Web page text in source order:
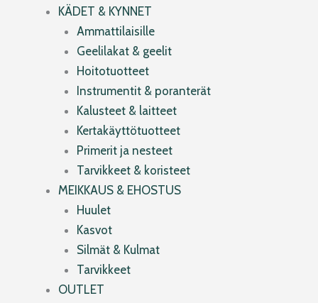
KÄDET & KYNNET
Ammattilaisille
Geelilakat & geelit
Hoitotuotteet
Instrumentit & poranterät
Kalusteet & laitteet
Kertakäyttötuotteet
Primerit ja nesteet
Tarvikkeet & koristeet
MEIKKAUS & EHOSTUS
Huulet
Kasvot
Silmät & Kulmat
Tarvikkeet
OUTLET